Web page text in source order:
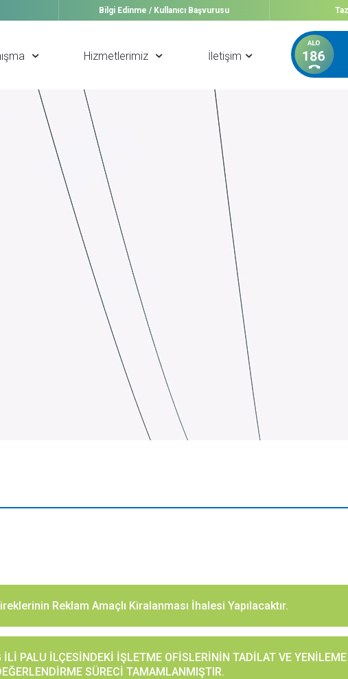
Bilgi Edinme / Kullanıcı Başvurusu
Hizmetlerimiz İletişim
Reklam Amaçlı Kiralanması İhalesi Yapılacaktır.
PALU İLÇESİNDEKİ İŞLETME OFİSLERİNİN TADİLAT VE YENİLEME
SÜRECİ TAMAMLANMIŞTIR.